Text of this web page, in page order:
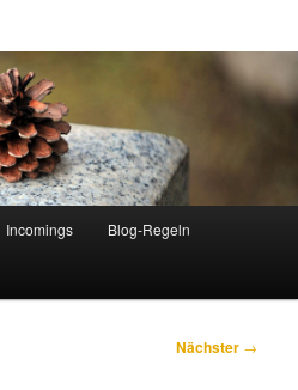
Incomings Blog-Regeln
Nächster →